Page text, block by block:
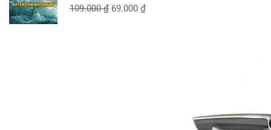
109.000₫ 69.000 ₫